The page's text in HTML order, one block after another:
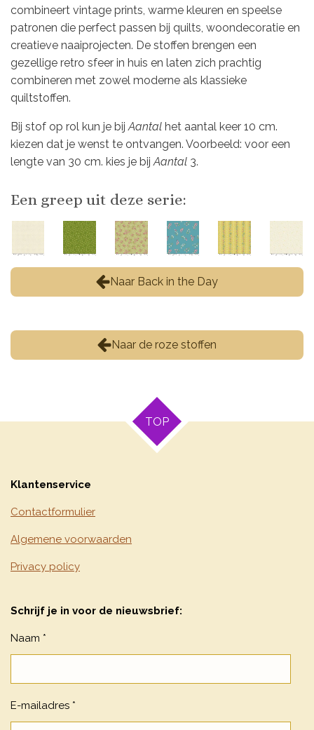
combineert vintage prints, warme kleuren en speelse
patronen die perfect passen bij quilts, woondecoratie en
creatieve naaiprojecten. De stoffen brengen een
gezellige retro sfeer in huis en laten zich prachtig
combineren met zowel moderne als klassieke
quiltstoffen.
Bij stof op rol kun je bijAantal het aantal keer 10 cm.
kiezen dat je wenst te ontvangen. Voorbeeld: voor een
lengte van 30 cm. kies je bijAantal 3.
Een greep uit deze serie:
Naar Back in the Day
Naar de roze stoffen
TOP
Klantenservice
Contactformulier
Algemene voorwaarden
Privacy policy
Schrijf je in voor de nieuwsbrief:
Naam *
E-mailadres *